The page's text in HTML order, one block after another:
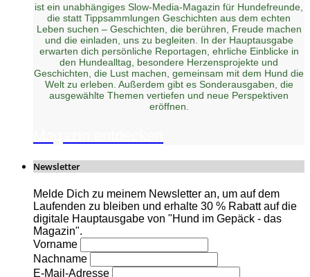
ist ein unabhängiges Slow-Media-Magazin für Hundefreunde,
die statt Tippsammlungen Geschichten aus dem echten
Leben suchen – Geschichten, die berühren, Freude machen
und die einladen, uns zu begleiten. In der Hauptausgabe
erwarten dich persönliche Reportagen, ehrliche Einblicke in
den Hundealltag, besondere Herzensprojekte und
Geschichten, die Lust machen, gemeinsam mit dem Hund die
Welt zu erleben. Außerdem gibt es Sonderausgaben, die
ausgewählte Themen vertiefen und neue Perspektiven
eröffnen.
Newsletter
Melde Dich zu meinem Newsletter an, um auf dem
Laufenden zu bleiben und erhalte 30 % Rabatt auf die
digitale Hauptausgabe von "Hund im Gepäck - das
Magazin".
Vorname
Nachname
E-Mail-Adresse